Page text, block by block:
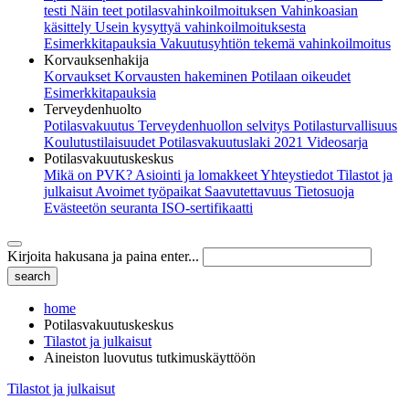
testi Näin teet potilasvahinkoilmoituksen Vahinkoasian
käsittely Usein kysyttyä vahinkoilmoituksesta
Esimerkkitapauksia Vakuutusyhtiön tekemä vahinkoilmoitus
Korvauksenhakija
Korvaukset Korvausten hakeminen Potilaan oikeudet
Esimerkkitapauksia
Terveydenhuolto
Potilasvakuutus Terveydenhuollon selvitys Potilasturvallisuus
Koulutustilaisuudet Potilasvakuutuslaki 2021 Videosarja
Potilasvakuutuskeskus
Mikä on PVK? Asiointi ja lomakkeetYhteystiedot Tilastot ja
julkaisut Avoimet työpaikat Saavutettavuus Tietosuoja
Evästeetön seuranta ISO-sertifikaatti
Kirjoita hakusana ja paina enter...
home
Potilasvakuutuskeskus
Tilastot ja julkaisut
Aineiston luovutus tutkimuskäyttöön
Tilastot ja julkaisut